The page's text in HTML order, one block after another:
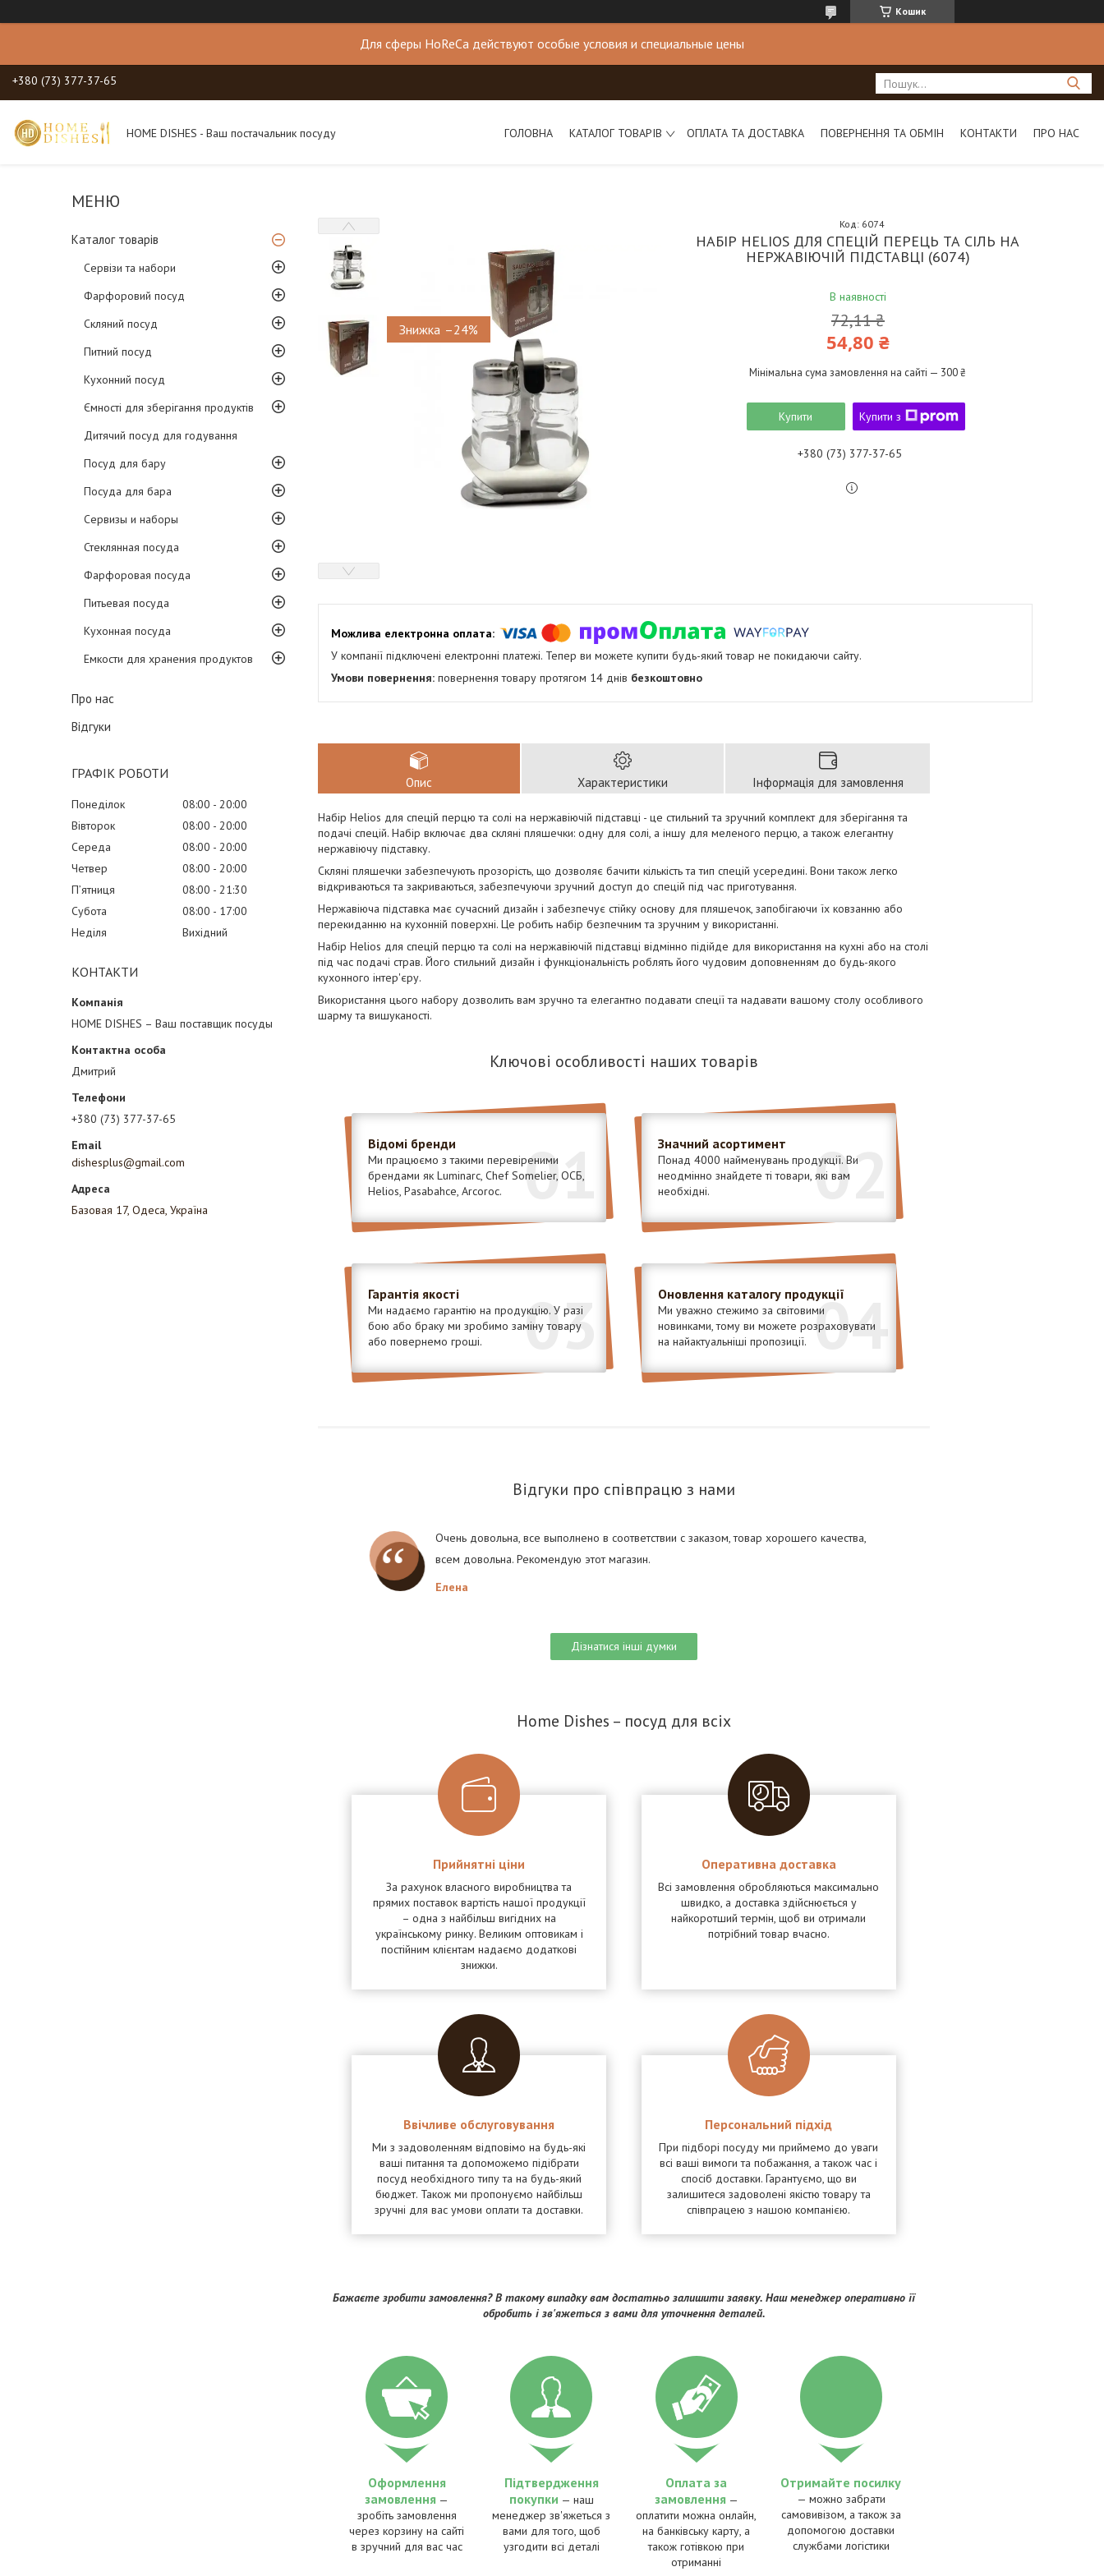
Кошик
Для сферы HoReCa действуют особые условия и специальные цены
+380 (73) 377-37-65
HOME DISHES - Ваш постачальник посуду ГОЛОВНА КАТАЛОГ ТОВАРІВ ОПЛАТА ТА ДОСТАВКА ПОВЕРНЕННЯ ТА ОБМІН КОНТАКТИ ПРО НАС
Каталог товарів
Сервізи та набори
Фарфоровий посуд
Скляний посуд
Питний посуд
Кухонний посуд
Ємності для зберігання продуктів
Дитячий посуд для годування
Посуд для бару
Посуда для бара
Сервизы и наборы
Стеклянная посуда
Фарфоровая посуда
Питьевая посуда
Кухонная посуда
Емкости для хранения продуктов
Про нас
Відгуки
ГРАФІК РОБОТИ
Понеділок 08:00
20:00
Вівторок
08:00
20:00
Середа
08:00
20:00
Четвер
08:00
20:00
Пʼятниця
08:00
21:30
Субота
08:00
17:00
Неділя
Вихідний
КОНТАКТИ
HOME DISHES – Ваш поставщик посуды
Дмитрий
+380 (73) 377-37-65
dishesplus@gmail.com
Базовая 17, Одеса, Україна
–24%
НАБІР HELIOS ДЛЯ СПЕЦІЙ ПЕРЕЦЬ ТА СІЛЬ НА
НЕРЖАВІЮЧІЙ ПІДСТАВЦІ (6074)
В наявності
Код: 6074
72,11 ₴
54,80 ₴
Мінімальна сума замовлення на сайті — 300 ₴
Купити Купити з
+380 (73) 377-37-65
У компанії підключені електронні платежі. Тепер ви можете купити будь-який товар не покидаючи сайту.
повернення товару протягом 14 днів безкоштовно
Опис Характеристики Інформація для замовлення
Набір Helios для спецій перцю та солі на нержавіючій підставці - це стильний та зручний комплект для зберігання та
подачі спецій. Набір включає два скляні пляшечки: одну для солі, а іншу для меленого перцю, а також елегантну
нержавіючу підставку.
Скляні пляшечки забезпечують прозорість, що дозволяє бачити кількість та тип спецій усередині. Вони також легко
відкриваються та закриваються, забезпечуючи зручний доступ до спецій під час приготування.
Нержавіюча підставка має сучасний дизайн і забезпечує стійку основу для пляшечок, запобігаючи їх ковзанню або
перекиданню на кухонній поверхні. Це робить набір безпечним та зручним у використанні.
Набір Helios для спецій перцю та солі на нержавіючій підставці відмінно підійде для використання на кухні або на столі
під час подачі страв. Його стильний дизайн і функціональність роблять його чудовим доповненням до будь-якого
кухонного інтер'єру.
Використання цього набору дозволить вам зручно та елегантно подавати спеції та надавати вашому столу особливого
шарму та вишуканості.
Ключові особливості наших товарів
01
Відомі бренди
Ми працюємо з такими перевіреними
брендами як Luminarc, Chef Somelier, ОСБ,
Helios, Pasabahce, Arcoroc.
02
Значний асортимент
Понад 4000 найменувань продукції. Ви
неодмінно знайдете ті товари, які вам
необхідні.
03
Гарантія якості
Ми надаємо гарантію на продукцію. У разі
бою або браку ми зробимо заміну товару
або повернемо гроші.
04
Оновлення каталогу продукції
Ми уважно стежимо за світовими
новинками, тому ви можете розраховувати
на найактуальніші пропозиції.
Відгуки про співпрацю з нами
Очень довольна, все выполнено в соответствии с заказом, товар хорошего качества,
всем довольна. Рекомендую этот магазин.
Елена
Дізнатися інші думки
Home Dishes – посуд для всіх
Прийнятні ціни
За рахунок власного виробництва та
прямих поставок вартість нашої продукції
– одна з найбільш вигідних на
українському ринку. Великим оптовикам і
постійним клієнтам надаємо додаткові
знижки.
Оперативна доставка
Всі замовлення обробляються максимально
швидко, а доставка здійснюється у
найкоротший термін, щоб ви отримали
потрібний товар вчасно.
Ввічливе обслуговування
Ми з задоволенням відповімо на будь-які
ваші питання та допоможемо підібрати
посуд необхідного типу та на будь-який
бюджет. Також ми пропонуємо найбільш
зручні для вас умови оплати та доставки.
Персональний підхід
При підборі посуду ми приймемо до уваги
всі ваші вимоги та побажання, а також час і
спосіб доставки. Гарантуємо, що ви
залишитеся задоволені якістю товару та
співпрацею з нашою компанією.
Бажаєте зробити замовлення? В такому випадку вам достатньо залишити заявку. Наш менеджер оперативно її
обробить і зв'яжеться з вами для уточнення деталей.
Оформлення
замовлення —
зробіть замовлення
через корзину на сайті
в зручний для вас час
Підтвердження
покупки — наш
менеджер зв'яжеться з
вами для того, щоб
узгодити всі деталі
Оплата за
замовлення —
оплатити можна онлайн,
на банківську карту, а
також готівкою при
отриманні
Отримайте посилку
— можно забрати
самовивізом, а також за
допомогою доставки
службами логістики